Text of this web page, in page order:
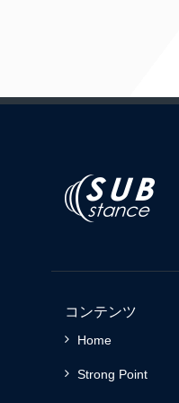
コンテンツ
Home
Strong Point